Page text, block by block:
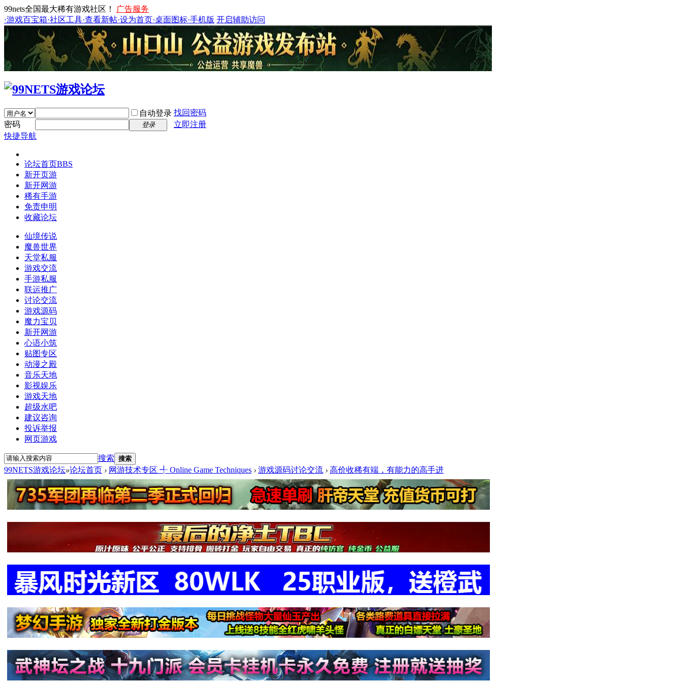
99nets全国最大稀有游戏社区！
广告服务
·游戏百宝箱·社区工具·查看新帖·设为首页·桌面图标·手机版 开启辅助访问
自动登录 找回密码
密码
登录
立即注册
快捷导航
论坛首页BBS
新开页游
新开网游
稀有手游
免责申明
收藏论坛
仙境传说
魔兽世界
天堂私服
游戏交流
手游私服
联运推广
讨论交流
游戏源码
魔力宝贝
新开网游
心语小筑
贴图专区
动漫之殿
音乐天地
影视娱乐
游戏天地
超级水吧
建议咨询
投诉举报
网页游戏
搜索 搜索
99NETS游戏论坛»论坛首页 › 网游技术专区 ╃ Online Game Techniques › 游戏源码讨论交流 › 高价收稀有端，有能力的高手进